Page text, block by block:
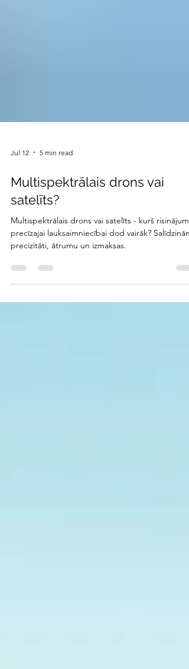
Multispektrālais drons vai
satelīts?
Multispektrālais drons vai satelīts - kurš risinājums
precīzajai lauksaimniecībai dod vairāk? Salīdzinām
precizitāti, ātrumu un izmaksas.